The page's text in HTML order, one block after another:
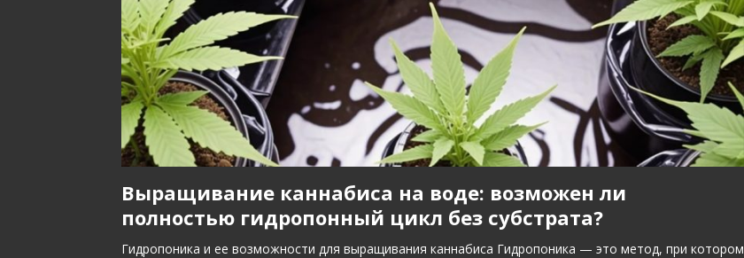
Выращивание каннабиса на воде: возможен ли
полностью гидропонный цикл без субстрата?
Гидропоника и ее возможности для выращивания каннабиса Гидропоника — это метод, при котором